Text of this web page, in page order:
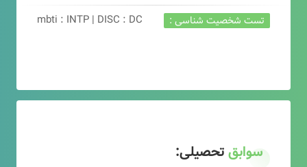
تست شخصیت شناسی : mbti : INTP | DISC : DC
سوابقتحصیلی: